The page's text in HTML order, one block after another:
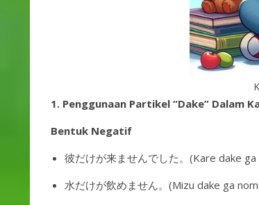
1. Penggunaan Partikel “Dake” Dalam
Bentuk Negatif
彼だけが来ませんでした。(Kare dake
水だけが飲めません。(Mizu dake ga